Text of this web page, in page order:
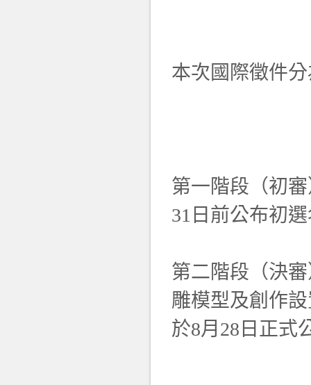
本次國際徵件
第一階段（初
31日前公布初
第二階段（決
雕模型及創作
於8月28日正式